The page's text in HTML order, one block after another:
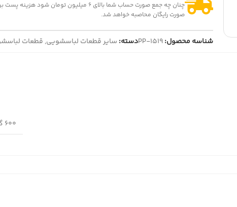
چنان چه جمع صورت حساب شما بالای 6 میلیون تومان شود
صورت رایگان محاصبه خواهد شد.
شناسه محصول:PP-1519دسته: سایر قطعات لباسشویی, قطعات
600 گرم